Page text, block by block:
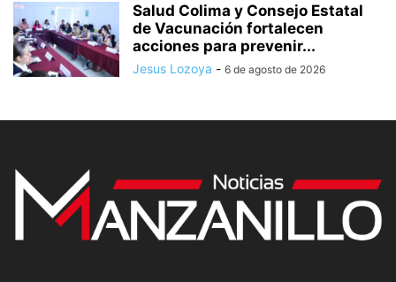
Salud Colima y Consejo Estatal
de Vacunación fortalecen
acciones para prevenir...
Jesus Lozoya - 6 de agosto de 2026